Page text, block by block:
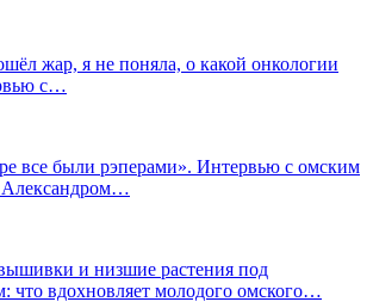
жар, я не поняла, о какой онкологии
с…
все были рэперами». Интервью с омским
и низшие растения под
что вдохновляет молодого омского…